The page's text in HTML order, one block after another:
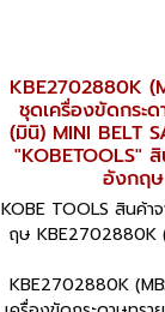
KBE2702880K
ชุดเครื่องขัดกระ
(มินิ) MINI BELT
"KOBETOOLS" สิ
อังกฤษ
KOBE TOOLS สินค้า
ฤษ KBE2702880K
KBE2702880K